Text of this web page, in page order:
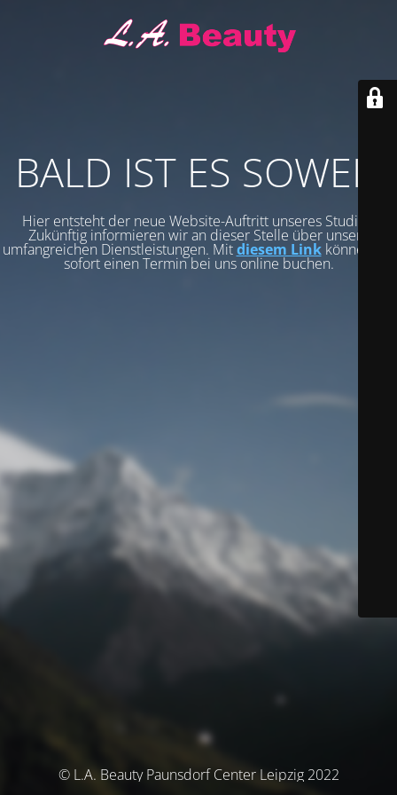
BALD IST ES SOWEIT
Hier entsteht der neue Website-Auftritt unseres Studios.
Zukünftig informieren wir an dieser Stelle über unsere
umfangreichen Dienstleistungen. Mitdiesem Linkkönnen Sie
sofort einen Termin bei uns online buchen.
© L.A. Beauty Paunsdorf Center Leipzig 2022